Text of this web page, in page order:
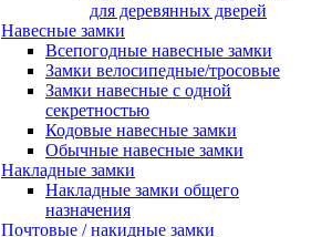
для деревянных дверей
Навесные замки
Всепогодные навесные замки
Замки велосипедные/тросовые
Замки навесные с одной
секретностью
Кодовые навесные замки
Обычные навесные замки
Накладные замки
Накладные замки общего
назначения
Почтовые / накидные замки